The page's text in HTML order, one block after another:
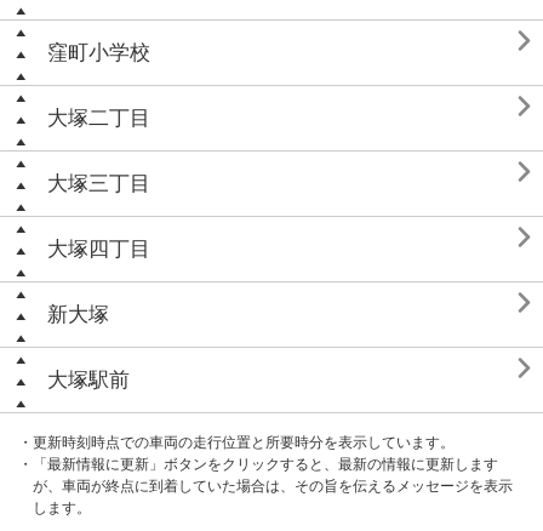
窪町小学校 
大塚二丁目 
大塚三丁目 
大塚四丁目 
新大塚 
大塚駅前 
・更新時刻時点での車両の走行位置と所要時分を表示しています。
・「最新情報に更新」ボタンをクリックすると、最新の情報に更新します
が、車両が終点に到着していた場合は、その旨を伝えるメッセージを表示
します。